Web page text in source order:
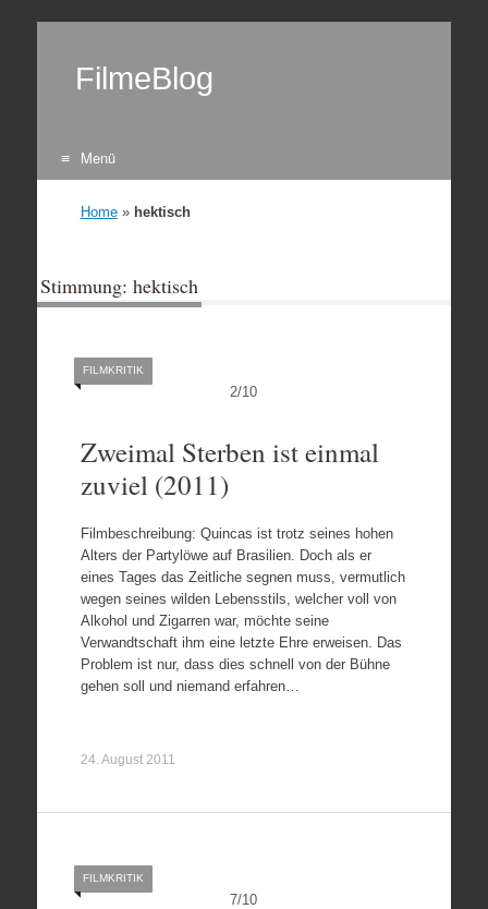
FilmeBlog
Menü
Home» hektisch
Stimmung: hektisch
2/10
FILMKRITIK
Zweimal Sterben ist einmal
zuviel (2011)
Filmbeschreibung: Quincas ist trotz seines hohen
Alters der Partylöwe auf Brasilien. Doch als er
eines Tages das Zeitliche segnen muss, vermutlich
wegen seines wilden Lebensstils, welcher voll von
Alkohol und Zigarren war, möchte seine
Verwandtschaft ihm eine letzte Ehre erweisen. Das
Problem ist nur, dass dies schnell von der Bühne
gehen soll und niemand erfahren…
24. August 2011
7/10
FILMKRITIK